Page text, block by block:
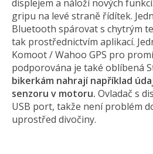
displejem a náloží nových
gripu na levé straně řídítek.
Bluetooth spárovat s chytrým
tak prostřednictvím aplikací.
Komoot / Wahoo GPS pro
podporována je také oblíbená
bikerkám nahrají například
senzoru v motoru. Ovladač s
USB port, takže není problém
uprostřed divočiny.